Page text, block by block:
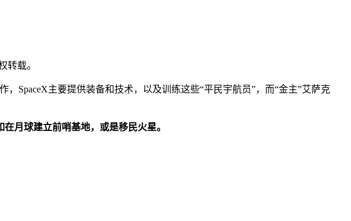
转载。
SpaceX主要提供装备和技术，以及训练这些“平民宇航员”，而“金主”艾萨克
月球建立前哨基地，或是移民火星。